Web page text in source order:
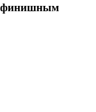
финишным